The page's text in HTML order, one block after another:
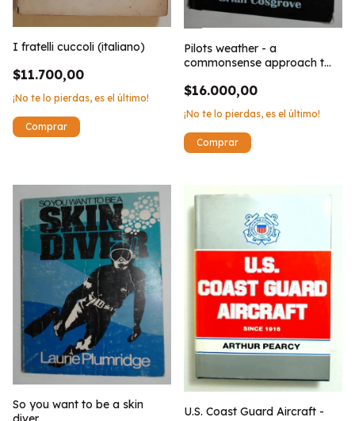
I fratelli cuccoli (italiano)
$11.700,00
¡No te lo pierdas, es el último!
Pilots weather - a
commonsense approach t
$16.000,00
¡No te lo pierdas, es el último!
So you want to be a skin
U.S. Coast Guard Aircraft -